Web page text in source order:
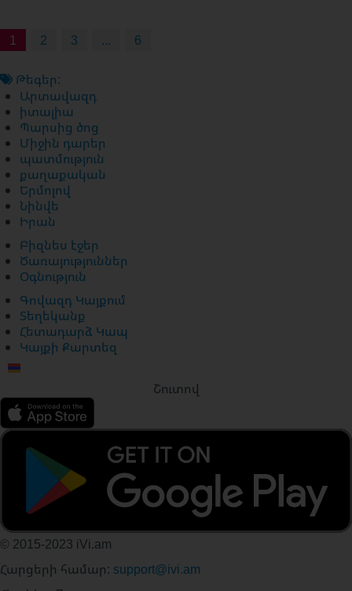
1 2 3 ... 6
Թեգեր:
Արտավազդ
իտալիա
Պարսից ծոց
Միջին դարեր
պատմություն
քաղաքական
Երմոլով
Նինվե
Իրան
Բիզնես էջեր
Ծառայություններ
Օգնություն
Գովազդ Կայքում
Տեղեկանք
Հետադարձ Կապ
Կայքի Քարտեզ
Շուտով
© 2015-2023 iVi.am
Հարցերի համար: support@ivi.am